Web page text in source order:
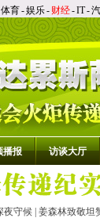
体育-娱乐- 财经-IT-
播报 访谈大厅
夜守候| 姜森林致敬坦